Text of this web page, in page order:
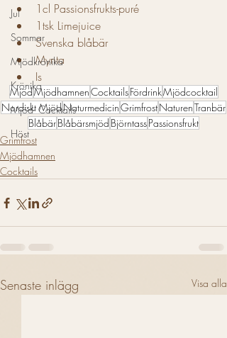
Jul
Sommar
Mjödkrönika
Krönika
Mjöd- Cocktails
Höst
1cl Passionsfrukts-puré
1tsk Limejuice
Svenska blåbär
Mynta
Is
MjödMjödhamnenCocktailsFördrinkMjödcocktail
Nordiskt MjödNaturmedicinGrimfrostNaturenTranbär
BlåbärBlåbärsmjöd BjörntassPassionsfrukt
Grimfrost
Mjödhamnen
Cocktails
Senaste inlägg Visa alla